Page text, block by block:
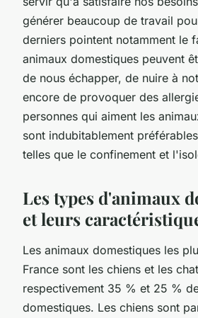
générer beaucoup de travail
derniers pointent notamment le
animaux domestiques peuvent
de nous échapper, de nuire à
encore de provoquer des
personnes qui aiment les
sont indubitablement
telles que le confinement et
Les types d'animaux
et leurs
Les animaux domestiques les
France sont les chiens et les
respectivement 35 % et 25 %
domestiques. Les chiens sont